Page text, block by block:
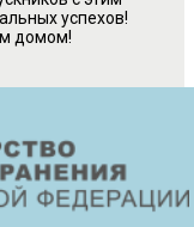
успехов!
домом!